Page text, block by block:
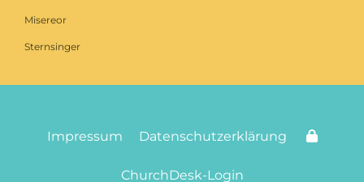
Misereor
Sternsinger
Impressum Datenschutzerklärung
ChurchDesk-Login